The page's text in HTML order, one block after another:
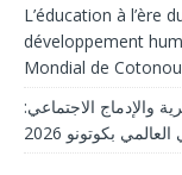
L’éducation à l’ère
développement
Mondial de
والإدماج الاجتماعي:
بكوتونو 2026